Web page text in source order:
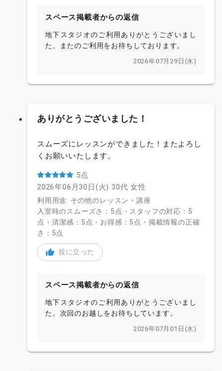
スペース掲載者からの返信
地下スタジオのご利用ありがとうございまし
た。またのご利用をお待ちしております。
2026年07月29日(水)
ありがとうございました！
スムーズにレッスンができました！またよろし
くお願いいたします。
5点
2026年06月30日(火) 30代 女性
利用用途: その他のレッスン・講座
入室時のスムーズさ：5点・スタッフの対応：5
点・清潔感：5点・お得感：5点・掲載情報の正確
さ：5点
役に立った
スペース掲載者からの返信
地下スタジオのご利用ありがとうございまし
た。次回のお越しをお待ちしています。
2026年07月01日(水)